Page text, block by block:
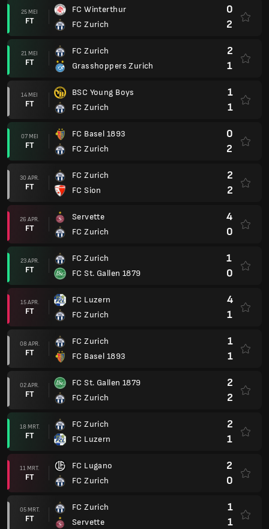
25 MEI
FT
FC Winterthur
FC Zurich
0
2
21 MEI
FT
FC Zurich
Grasshoppers Zurich
2
1
14 MEI
FT
BSC Young Boys
FC Zurich
1
1
07 MEI
FT
FC Basel 1893
FC Zurich
0
2
30 APR.
FT
FC Zurich
FC Sion
2
2
26 APR.
FT
Servette
FC Zurich
4
0
23 APR.
FT
FC Zurich
FC St. Gallen 1879
1
0
15 APR.
FT
FC Luzern
FC Zurich
4
1
08 APR.
FT
FC Zurich
FC Basel 1893
1
1
02 APR.
FT
FC St. Gallen 1879
FC Zurich
2
2
18 MRT.
FT
FC Zurich
FC Luzern
2
1
11 MRT.
FT
FC Lugano
FC Zurich
2
0
05 MRT.
FT
FC Zurich
Servette
1
1